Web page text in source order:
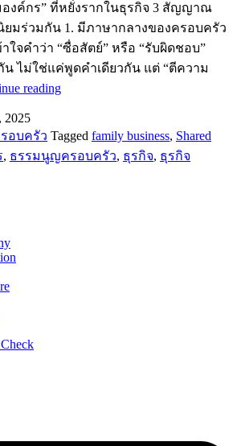
องค์กร” ที่หยั่งรากในธุรกิจ 3 สัญญาณ
มร่วมกัน 1. มีภาษากลางของครอบครัว
ใจคำว่า “ซื่อสัตย์” หรือ “รับผิดชอบ”
น ไม่ใช่แค่พูดคำเดียวกัน แต่ “ตีความ
readingธุรกิจ
2025
อบครัว Tagged family business, Shared
, ธรรมนูญครอบครัว, ธุรกิจ, ธุรกิจ